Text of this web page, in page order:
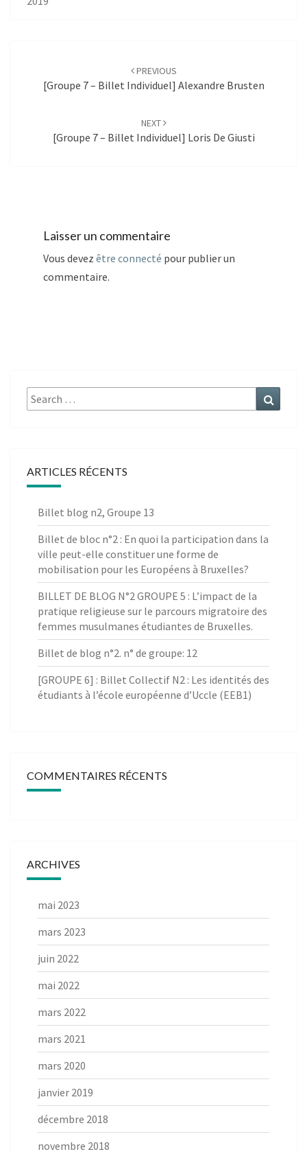
PREVIOUS
[Groupe 7 – Billet Individuel] Alexandre Brusten
NEXT
[Groupe 7 – Billet Individuel] Loris De Giusti
Laisser un commentaire
Vous devez être connecté pour publier un
commentaire.
Search
for:
ARTICLES RÉCENTS
Billet blog n2, Groupe 13
Billet de bloc n°2 : En quoi la participation dans la
ville peut-elle constituer une forme de
mobilisation pour les Européens à Bruxelles?
BILLET DE BLOG N°2 GROUPE 5 : L’impact de la
pratique religieuse sur le parcours migratoire des
femmes musulmanes étudiantes de Bruxelles.
Billet de blog n°2. n° de groupe: 12
[GROUPE 6] : Billet Collectif N2 : Les identités des
étudiants à l’école européenne d’Uccle (EEB1)
COMMENTAIRES RÉCENTS
ARCHIVES
mai 2023
mars 2023
juin 2022
mai 2022
mars 2022
mars 2021
mars 2020
janvier 2019
décembre 2018
novembre 2018